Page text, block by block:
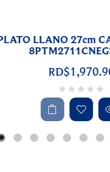
27cm CABO
1/1
RD$1,970.90